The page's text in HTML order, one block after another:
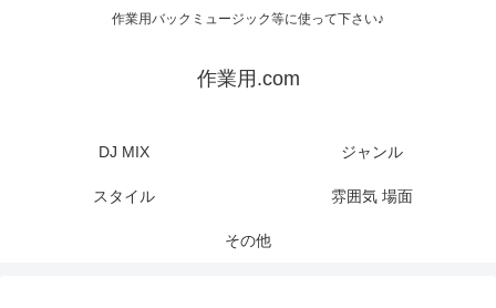
作業用バックミュージック等に使って下さい♪
作業用.com
DJ MIX ジャンル
スタイル 雰囲気 場面
その他